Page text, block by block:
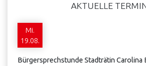
AKTUELLE
Mi.
19.08.
Bürgersprechstunde Stadträtin Carolina